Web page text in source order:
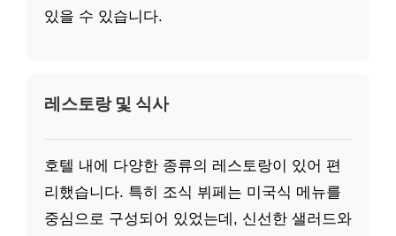
있을 수 있습니다.
레스토랑 및 식사
호텔 내에 다양한 종류의 레스토랑이 있어 편
리했습니다. 특히 조식 뷔페는 미국식 메뉴를
중심으로 구성되어 있었는데, 신선한 샐러드와